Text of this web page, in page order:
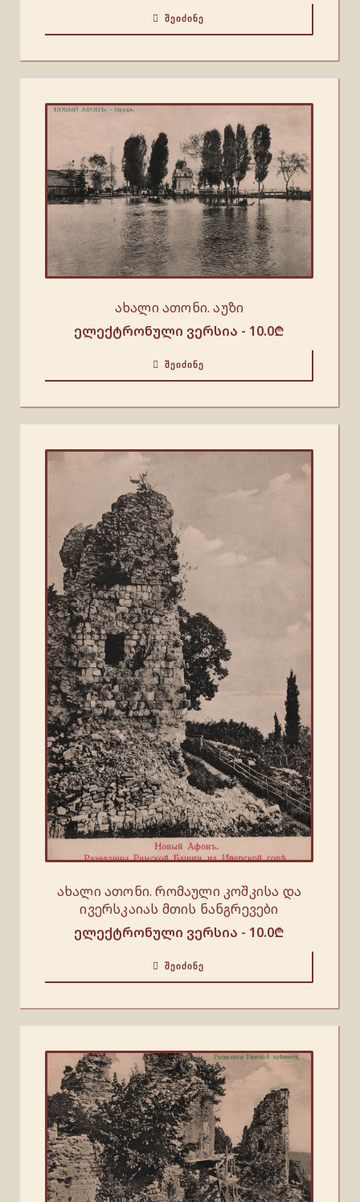
ᲨᲔᲘᲫᲘᲜᲔ
ახალი ათონი. აუზი
ელექტრონული ვერსია - 10.0₾
ᲨᲔᲘᲫᲘᲜᲔ
ახალი ათონი. რომაული კოშკისა და
ივერსკაიას მთის ნანგრევები
ელექტრონული ვერსია - 10.0₾
ᲨᲔᲘᲫᲘᲜᲔ